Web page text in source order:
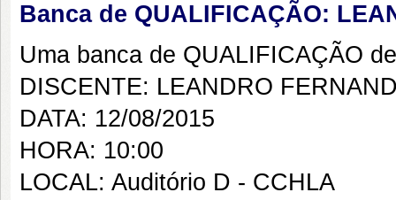
Banca de QUALIFICAÇÃO:
Uma banca de QUALIFICAÇÃO
DISCENTE: LEANDRO
DATA: 12/08/2015
HORA: 10:00
LOCAL: Auditório D - CCHLA